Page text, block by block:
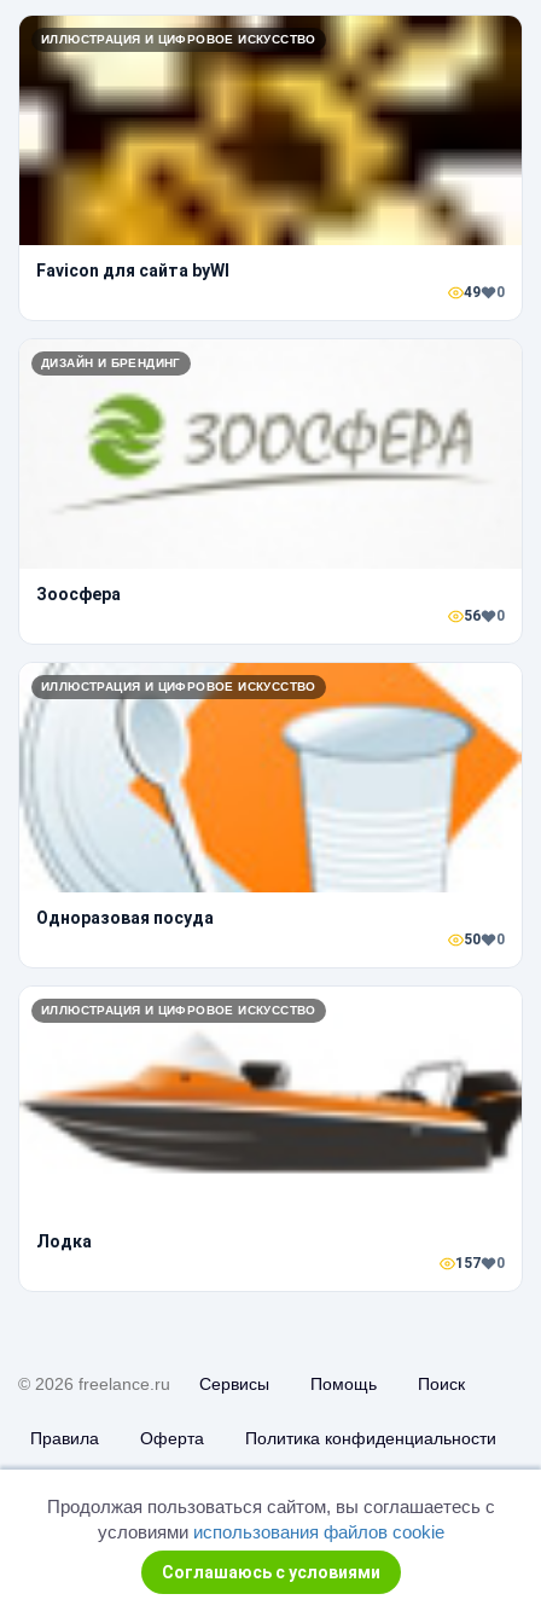
ИЛЛЮСТРАЦИЯ И ЦИФРОВОЕ ИСКУССТВО
Favicon для сайта byWI
49 0
ДИЗАЙН И БРЕНДИНГ
Зоосфера
56 0
ИЛЛЮСТРАЦИЯ И ЦИФРОВОЕ ИСКУССТВО
Одноразовая посуда
50 0
ИЛЛЮСТРАЦИЯ И ЦИФРОВОЕ ИСКУССТВО
Лодка
157 0
© 2026 freelance.ru Сервисы Помощь Поиск
Правила Оферта Политика конфиденциальности
Продолжая пользоваться сайтом, вы соглашаетесь с
условиями использования файлов cookie
Соглашаюсь с условиями